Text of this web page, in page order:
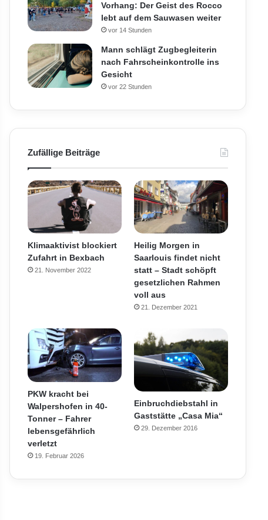
Vorhang: Der Geist des Rocco
lebt auf dem Sauwasen weiter
vor 14 Stunden
Mann schlägt Zugbegleiterin
nach Fahrscheinkontrolle ins
Gesicht
vor 22 Stunden
Zufällige Beiträge
Klimaaktivist blockiert
Zufahrt in Bexbach
21. November 2022
Heilig Morgen in
Saarlouis findet nicht
statt – Stadt schöpft
gesetzlichen Rahmen
voll aus
21. Dezember 2021
PKW kracht bei
Walpershofen in 40-
Tonner – Fahrer
lebensgefährlich
verletzt
19. Februar 2026
Einbruchdiebstahl in
Gaststätte „Casa Mia“
29. Dezember 2016